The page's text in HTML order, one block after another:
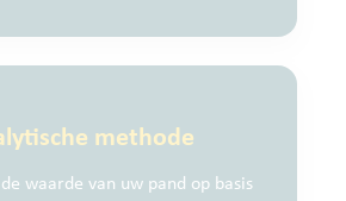
methode
waarde van uw pand op basis